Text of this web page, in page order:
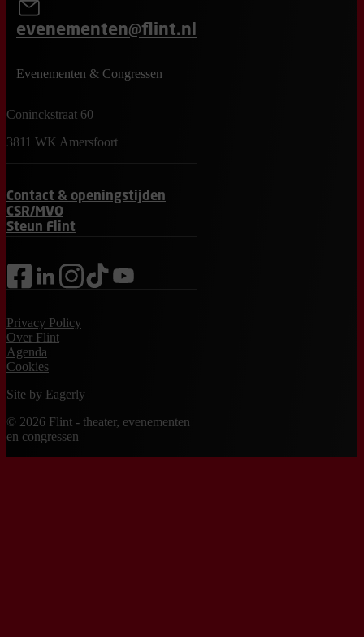
evenementen@flint.nl
Evenementen & Congressen
Coninckstraat 60
3811 WK Amersfoort
Contact & openingstijden
CSR/MVO
Steun Flint
facebooklinkedininstagram
tiktok youtube
Privacy Policy
Over Flint
Agenda
Cookies
Site by Eagerly
© 2026 Flint - theater, evenementen
en congressen